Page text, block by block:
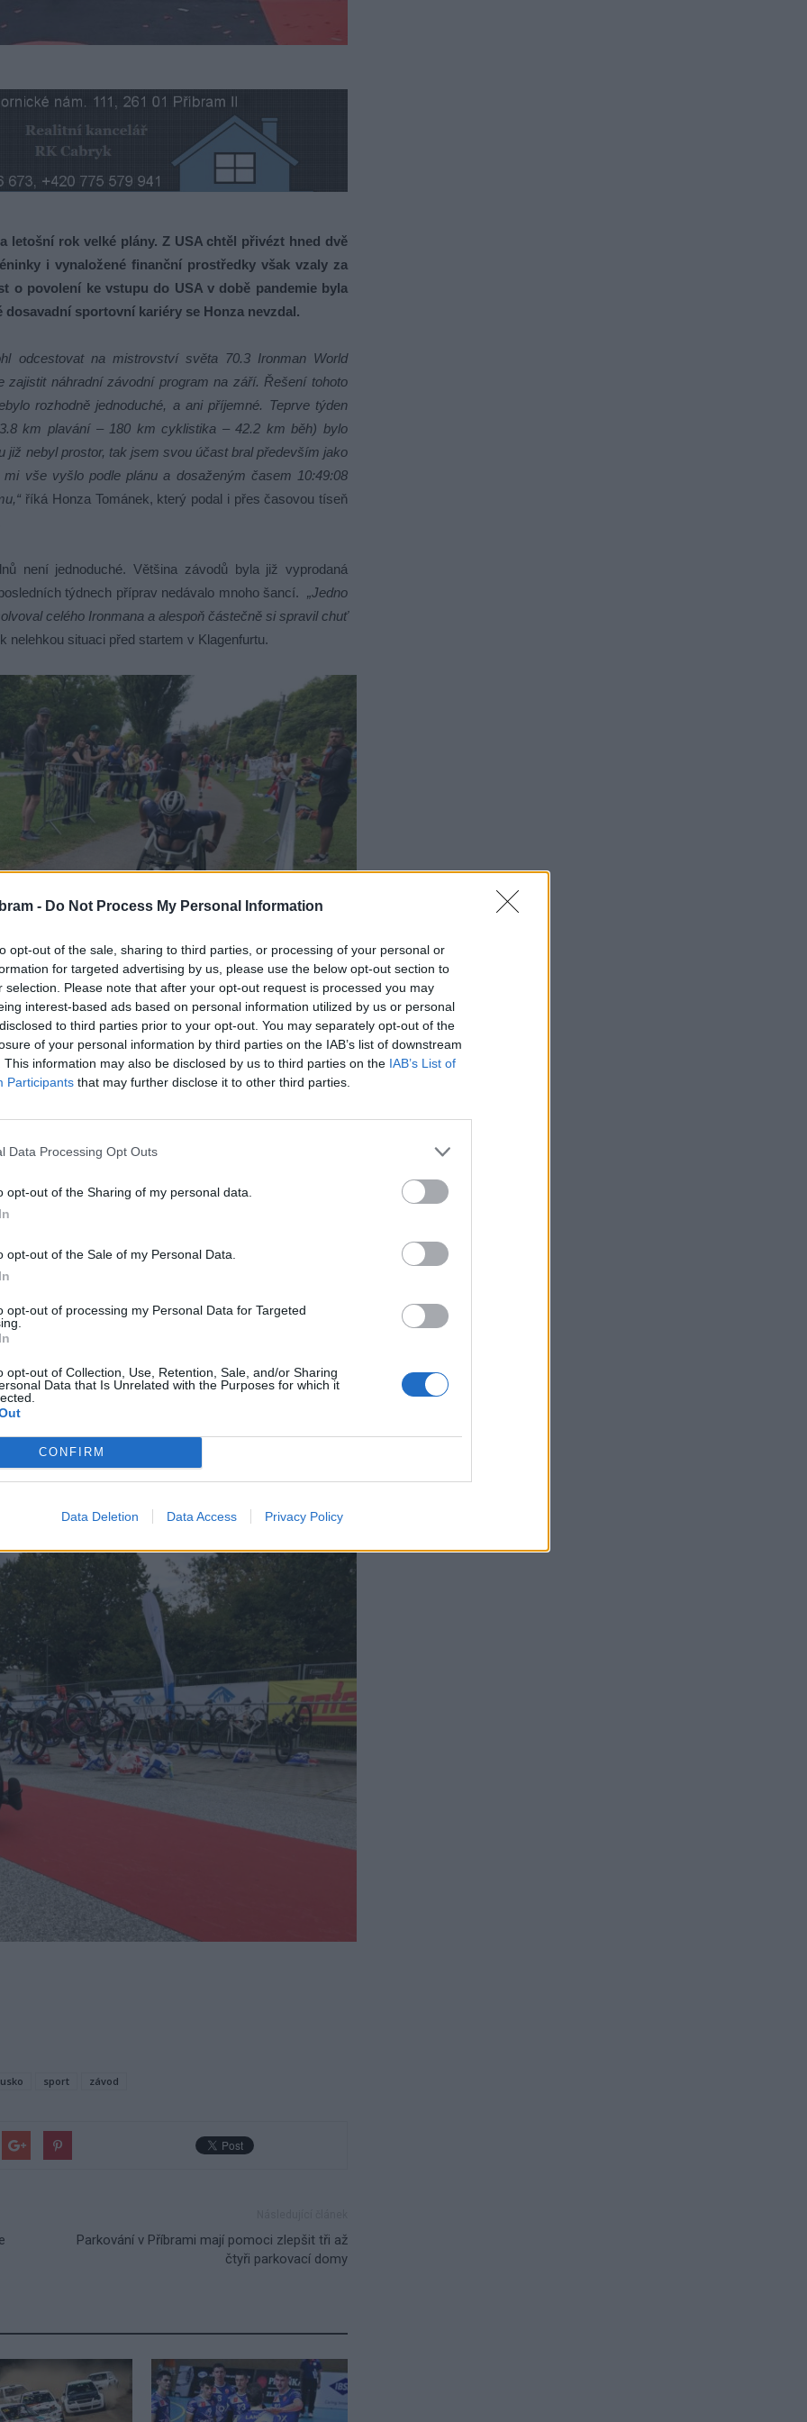
- Do Not Process My Personal Information
opt-out of the sale, sharing to third parties, or processing of your personal or
for targeted advertising by us, please use the below opt-out section to
selection. Please note that after your opt-out request is processed you may
interest-based ads based on personal information utilized by us or personal
to third parties prior to your opt-out. You may separately opt-out of the
of your personal information by third parties on the IAB’s list of downstream
This information may also be disclosed by us to third parties on the IAB’s List of
Participants that may further disclose it to other third parties.
Data Processing Opt Outs
opt-out of the Sharing of my personal data.
opt-out of the Sale of my Personal Data.
opt-out of processing my Personal Data for Targeted
opt-out of Collection, Use, Retention, Sale, and/or Sharing
Data that Is Unrelated with the Purposes for which it
CONFIRM
Data Deletion Data Access Privacy Policy
letošní rok velké plány. Z USA chtěl přivézt hned dvě
i vynaložené finanční prostředky však vzaly za
o povolení ke vstupu do USA v době pandemie byla
sportovní kariéry se Honza nevzdal.
odcestovat na mistrovství světa 70.3 Ironman World
zajistit náhradní závodní program na září. Řešení tohoto
rozhodně jednoduché, a ani příjemné. Teprve týden
km plavání – 180 km cyklistika – 42.2 km běh) bylo
již nebyl prostor, tak jsem svou účast bral především jako
vše vyšlo podle plánu a dosaženým časem 10:49:08
říká Honza Tománek, který podal i přes časovou tíseň
není jednoduché. Většina závodů byla již vyprodaná
týdnech příprav nedávalo mnoho šancí. „Jedno
celého Ironmana a alespoň částečně si spravil chuť
nelehkou situaci před startem v Klagenfurtu.
aby se seznámil s tratěmi, organizací a přímo na
do závodu startoval společně s profesionálními ženami
a sportovci čekající na start dávají Ironmanu Klagengurt
týdnů jsem cítil obrovskou radost a vděk za to, že
Honza za 1:13:59 hodiny, s čímž byl jednoznačně
závodníky rozdělena do dvou různých okruhů s celko-
čas 6:54:31 hodiny.
maratón v délce 42.2 km.Běžeckou část Honza
maximem na celé distanci.
úžasný! Nebyl to vůbec jednoduchý závod, ale vše vyšlo
jsem dokončil na 354. místě z 1034 atletů, kteří
akcí, na kterou se určitě vrátím a jsem rád, že jsem
se nyní připravuje na své další závody.
sport závod
Parkování v Příbrami mají pomoci zlepšit tři až
čtyři parkovací domy